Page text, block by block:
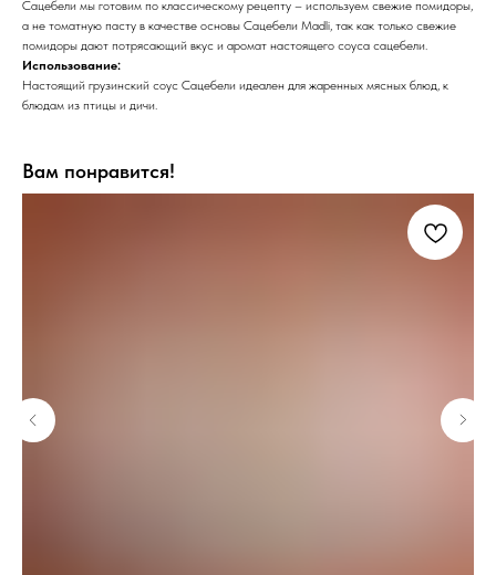
Сацебели мы готовим по классическому рецепту – используем свежие помидоры,
а не томатную пасту в качестве основы Сацебели Madli, так как только свежие
помидоры дают потрясающий вкус и аромат настоящего соуса сацебели.
Использование:
Настоящий грузинский соус Сацебели идеален для жаренных мясных блюд, к
блюдам из птицы и дичи.
Вам понравится!